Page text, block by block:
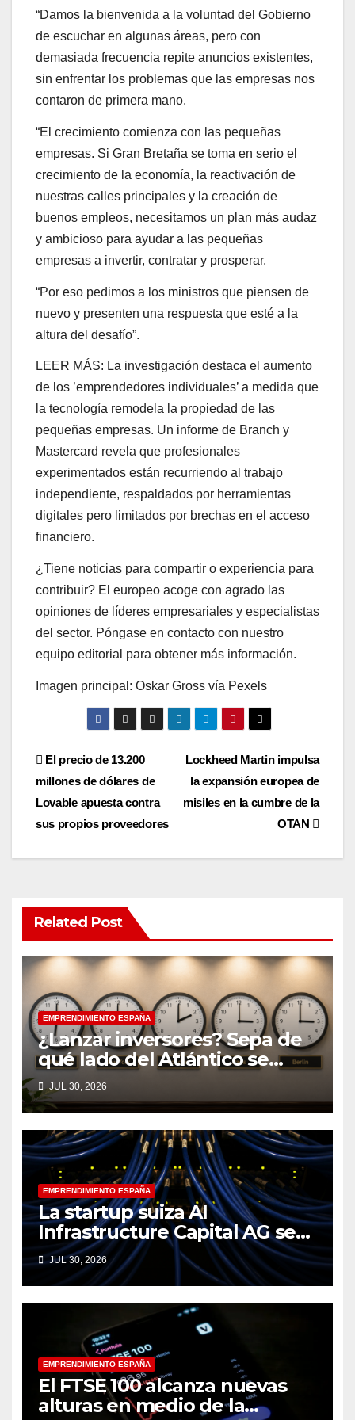
“Damos la bienvenida a la voluntad del Gobierno
de escuchar en algunas áreas, pero con
demasiada frecuencia repite anuncios existentes,
sin enfrentar los problemas que las empresas nos
contaron de primera mano.
“El crecimiento comienza con las pequeñas
empresas. Si Gran Bretaña se toma en serio el
crecimiento de la economía, la reactivación de
nuestras calles principales y la creación de
buenos empleos, necesitamos un plan más audaz
y ambicioso para ayudar a las pequeñas
empresas a invertir, contratar y prosperar.
“Por eso pedimos a los ministros que piensen de
nuevo y presenten una respuesta que esté a la
altura del desafío”.
LEER MÁS: La investigación destaca el aumento
de los ’emprendedores individuales’ a medida que
la tecnología remodela la propiedad de las
pequeñas empresas. Un informe de Branch y
Mastercard revela que profesionales
experimentados están recurriendo al trabajo
independiente, respaldados por herramientas
digitales pero limitados por brechas en el acceso
financiero.
¿Tiene noticias para compartir o experiencia para
contribuir? El europeo acoge con agrado las
opiniones de líderes empresariales y especialistas
del sector. Póngase en contacto con nuestro
equipo editorial para obtener más información.
Imagen principal: Oskar Gross vía Pexels
Post
navigation
Lockheed Martin impulsa
la expansión europea de
misiles en la cumbre de la
OTAN
El precio de 13.200
millones de dólares de
Lovable apuesta contra
sus propios proveedores
Related Post
EMPRENDIMIENTO ESPAÑA
¿Lanzar inversores? Sepa de
qué lado del Atlántico se
encuentra
JUL 30, 2026
EMPRENDIMIENTO ESPAÑA
La startup suiza AI
Infrastructure Capital AG se
lanza con 16 millones de
euros para abordar el cuello
de botella en la computación
JUL 30, 2026
EMPRENDIMIENTO ESPAÑA
El FTSE 100 alcanza nuevas
alturas en medio de la